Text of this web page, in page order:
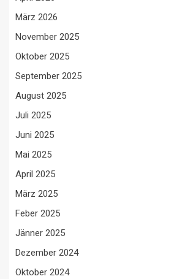
März 2026
November 2025
Oktober 2025
September 2025
August 2025
Juli 2025
Juni 2025
Mai 2025
April 2025
März 2025
Feber 2025
Jänner 2025
Dezember 2024
Oktober 2024